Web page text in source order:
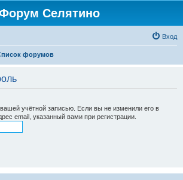
Селятино
Вход
форумов
учётной записью. Если вы не изменили его в
email, указанный вами при регистрации.